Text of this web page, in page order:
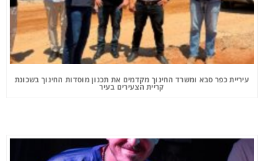
עיריית כפר סבא ומשרד החינוך מקדמים את תכנון מוסדות החינוך בשכונת
קריית הצעירים בעיר